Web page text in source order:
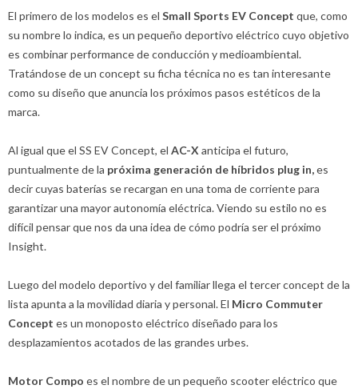
El primero de los modelos es el Small Sports EV Concept que, como
su nombre lo indica, es un pequeño deportivo eléctrico cuyo objetivo
es combinar performance de conducción y medioambiental.
Tratándose de un concept su ficha técnica no es tan interesante
como su diseño que anuncia los próximos pasos estéticos de la
marca.
Al igual que el SS EV Concept, el AC-X anticipa el futuro,
puntualmente de la próxima generación de híbridos plug in,es
decir cuyas baterías se recargan en una toma de corriente para
garantizar una mayor autonomía eléctrica. Viendo su estilo no es
difícil pensar que nos da una idea de cómo podría ser el próximo
Insight.
Luego del modelo deportivo y del familiar llega el tercer concept de la
lista apunta a la movilidad diaria y personal. El Micro Commuter
Concept es un monoposto eléctrico diseñado para los
desplazamientos acotados de las grandes urbes.
Motor Compo es el nombre de un pequeño scooter eléctrico que